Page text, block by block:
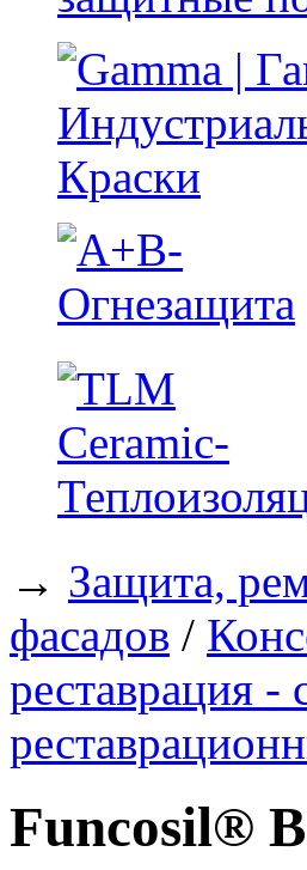
→ Защита,
фасадов /
реставрация -
Funcosil®